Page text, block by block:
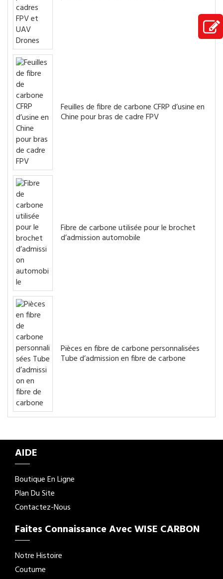
Feuilles de fibre de carbone CFRP d’usine en
Chine pour bras de cadre FPV
Fibre de carbone utilisée pour le brochet
d’admission automobile
Pièces en fibre de carbone personnalisées
Tube d’admission en fibre de carbone
AIDE
Boutique En Ligne
Plan Du Site
Contactez-Nous
Faites Connaissance Avec WISE CARBON
Notre Histoire
Coutume